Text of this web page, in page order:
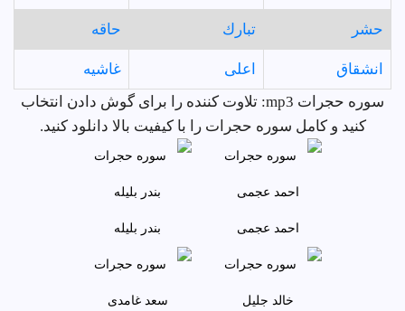
حشر تبارك حاقه
انشقاق اعلى
غاشيه
سوره حجرات mp3: تلاوت کننده را برای گوش دادن انتخاب
کنید و کامل سوره حجرات را با کیفیت بالا دانلود کنید.
احمد عجمى بندر بليله